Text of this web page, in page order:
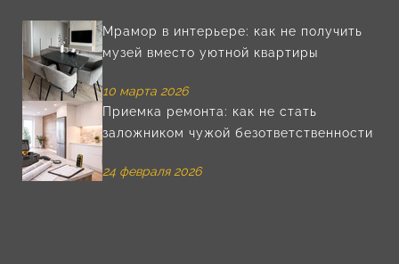
Мрамор в интерьере: как не получить
музей вместо уютной квартиры
10 марта 2026
Приемка ремонта: как не стать
заложником чужой безответственности
24 февраля 2026